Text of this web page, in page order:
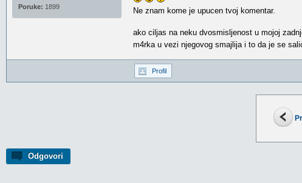
Odgovori
Poruke: 1899 Ne znam kome je upucen tvoj komentar.
ako ciljas na neku dvosmisljenost u mojoj
m4rka u vezi njegovog smajlija i to da je se
Profil